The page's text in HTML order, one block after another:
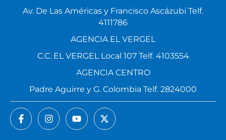
Av. De Las Américas y Francisco Ascázubi Telf.
4111786
AGENCIA EL VERGEL
C.C. EL VERGEL Local 107 Telf. 4103554
AGENCIA CENTRO
Padre Aguirre y G. Colombia Telf. 2824000